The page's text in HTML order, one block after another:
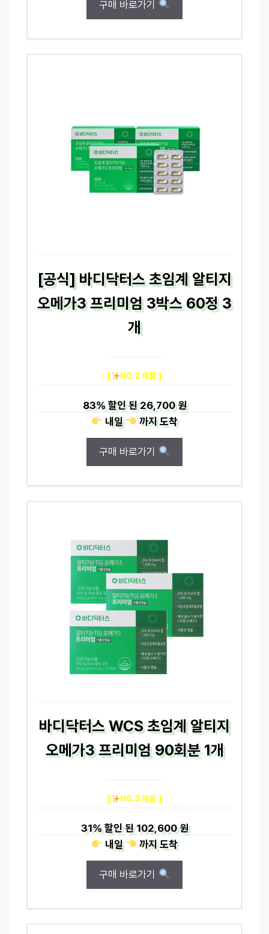
구매 바로가기
[공식] 바디닥터스 초임계 알티지
오메가3 프리미엄 3박스 60정 3
개
[ NO.2 제품 ]
83%할인 된26,700 원
내일
까지도착
구매 바로가기
바디닥터스 WCS 초임계 알티지
오메가3 프리미엄 90회분 1개
[ NO.3 제품 ]
31%할인 된102,600 원
내일
까지도착
구매 바로가기